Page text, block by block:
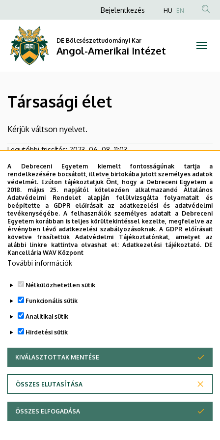
élet
Angol-
Amerikai
Intézet
a
tartalomra
Anonim
fiók
menüje
Bejelentkezés HU EN
DE Bölcsészettudományi Kar
Angol-Amerikai Intézet
Társasági élet
Kérjük váltson nyelvet.
Legutóbbi frissítés: 2023. 06. 08. 11:03
Adatvédelem
Szerzői jog © 2026 Unideb
A Debreceni Egyetem kiemelt fontosságúnak tartja a
rendelkezésére bocsátott, illetve birtokába jutott személyes adatok
védelmét. Ezúton tájékoztatjuk Önt, hogy a Debreceni Egyetem a
2018. május 25. napjától kötelezően alkalmazandó Általános
Adatvédelmi Rendelet alapján felülvizsgálta folyamatait és
beépítette a GDPR előírásait az adatkezelési és adatvédelmi
tevékenységébe. A felhasználók személyes adatait a Debreceni
Egyetem korábban is teljes körültekintéssel kezelte, megfelelve az
érvényben lévő adatkezelési szabályozásoknak. A GDPR előírásait
követve frissítettük Adatvédelmi Tájékoztatónkat, amelyet az
alábbi linkre kattintva olvashat el:Adatkezelési tájékoztató. DE
Kancellária WAV Központ
További információk
Nélkülözhetetlen sütik
Funkcionális sütik
Analitikai sütik
Hirdetési sütik
KIVÁLASZTOTTAK MENTÉSE
ÖSSZES ELUTASÍTÁSA
WITHDRAW CONSENT
ÖSSZES ELFOGADÁSA